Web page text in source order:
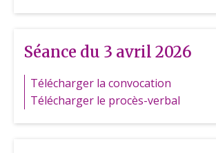
Séance du 3 avril 2026
Télécharger la convocation
Télécharger le procès-verbal